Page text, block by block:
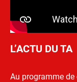
L’ACTU DU TA
Au programme de